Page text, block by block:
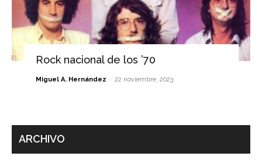
Rock nacional de los ’70
Miguel A. Hernández - 22 noviembre, 2023
ARCHIVO